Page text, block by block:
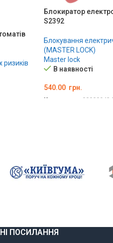
ризиків
Блокиратор
S2392
Блокування
(MASTER LOCK)
Master lock
В наявності
540.00 грн.
Код товару: 000009434
ПОСИЛАННЯ